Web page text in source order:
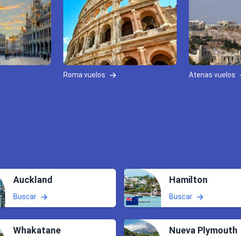
Roma vuelos Atenas vuelos
Auckland
Buscar
Hamilton
Buscar
Whakatane Nueva Plymouth